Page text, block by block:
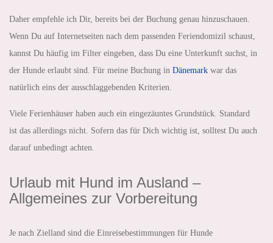
Daher empfehle ich Dir, bereits bei der Buchung genau hinzuschauen.
Wenn Du auf Internetseiten nach dem passenden Feriendomizil schaust,
kannst Du häufig im Filter eingeben, dass Du eine Unterkunft suchst, in
der Hunde erlaubt sind. Für meine Buchung in Dänemark war das
natürlich eins der ausschlaggebenden Kriterien.
Viele Ferienhäuser haben auch ein eingezäuntes Grundstück. Standard
ist das allerdings nicht. Sofern das für Dich wichtig ist, solltest Du auch
darauf unbedingt achten.
Urlaub mit Hund im Ausland –
Allgemeines zur Vorbereitung
Je nach Zielland sind die Einreisebestimmungen für Hunde